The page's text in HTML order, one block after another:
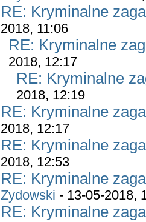
RE: Kryminalne
2018, 11:06
RE: Kryminalne
2018, 12:17
RE: Kryminalne
2018, 12:19
RE: Kryminalne
2018, 12:17
RE: Kryminalne
2018, 12:53
RE: Kryminalne
Zydowski - 13-05-2018,
RE: Kryminalne